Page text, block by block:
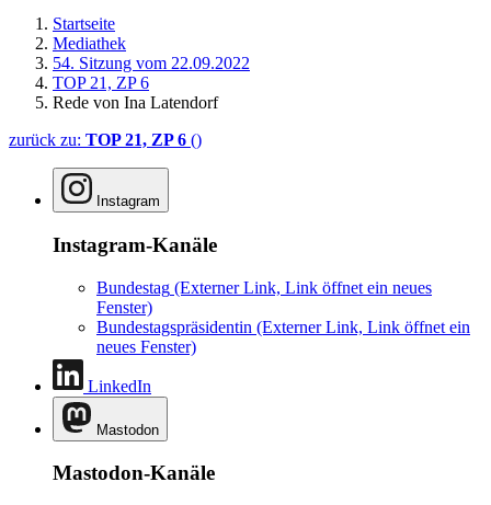
Startseite
Mediathek
54. Sitzung vom 22.09.2022
TOP 21, ZP 6
Rede von Ina Latendorf
zurück zu: TOP 21, ZP 6 ()
Instagram
Instagram-Kanäle
Bundestag (Externer Link, Link öffnet ein neues
Fenster)
Bundestagspräsidentin (Externer Link, Link öffnet ein
neues Fenster)
LinkedIn
Mastodon
Mastodon-Kanäle